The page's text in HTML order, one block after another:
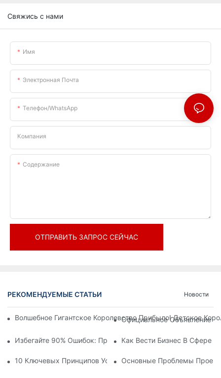
Свяжись с нами
Имя
Электронная Почта
Телефон/WhatsApp
Компания
Содержание
ОТПРАВИТЬ ЗАПРОС СЕЙЧАС
РЕКОМЕНДУЕМЫЕ СТАТЬИ Новости
Волшебное Гигантское Королевство Прибыло! Детское
Официальное Объявление |
Избегайте 90% Ошибок: При Инвестировании В
Как Вести Бизнес В Сфере
10 Ключевых Принципов Успешного Проектирования
Основные Проблемы